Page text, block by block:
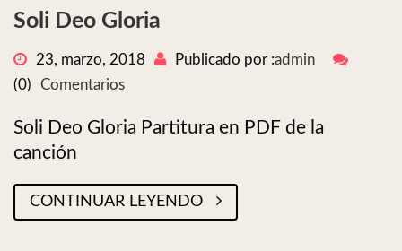
Soli Deo Gloria
23, marzo, 2018 Publicado por :admin
(0)
Comentarios
Soli Deo Gloria Partitura en PDF de la
canción
CONTINUAR LEYENDO